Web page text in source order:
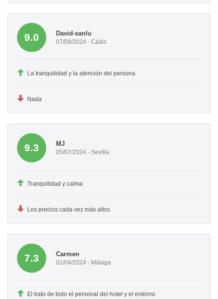
9.0 David-sanlu
07/09/2024 - Cádiz
La tranquilidad y la atención del persona
Nada
9.3 MJ
05/07/2024 - Sevilla
Tranquilidad y calma
Los precios cada vez más altos
7.3 Carmen
01/04/2024 - Málaga
El trato de todo el personal del hotel y el entorno